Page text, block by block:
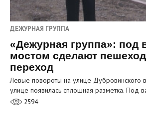
ДЕЖУРНАЯ ГРУППА
«Дежурная группа»: под
мостом сделают
переход
Левые повороты на улице Дубровинского
улице появилась сплошная разметка. Под
2594